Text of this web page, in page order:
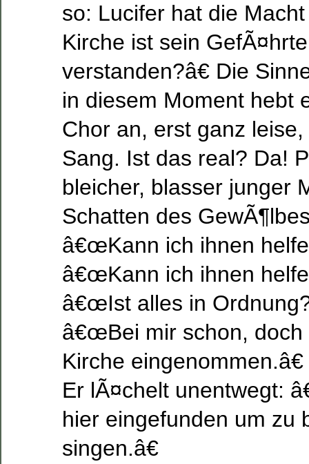
so: Lucifer hat die
Kirche ist sein
verstanden?â€ Die
in diesem Moment hebt
Chor an, erst ganz
Sang. Ist das real? Da!
bleicher, blasser junger
Schatten des
â€œKann ich ihnen
â€œKann ich ihnen
â€œIst alles in
â€œBei mir schon, doch
Kirche eingenommen.â€
Er lÃ¤chelt unentwegt:
hier eingefunden um zu
singen.â€